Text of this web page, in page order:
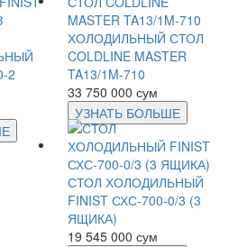
2
ХОЛОДИЛЬНЫЙ СТОЛ
COLDLINE MASTER
TA13/1M-710
33 750 000 сум
УЗНАТЬ БОЛЬШЕ
СТОЛ ХОЛОДИЛЬНЫЙ
FINIST СХС-700-0/3 (3
ЯЩИКА)
19 545 000 сум